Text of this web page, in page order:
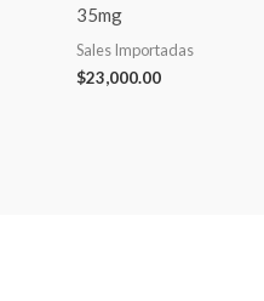
35mg
Sales Importadas
$23,000.00